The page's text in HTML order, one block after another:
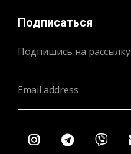
Подписаться
Подпишись на рассылку